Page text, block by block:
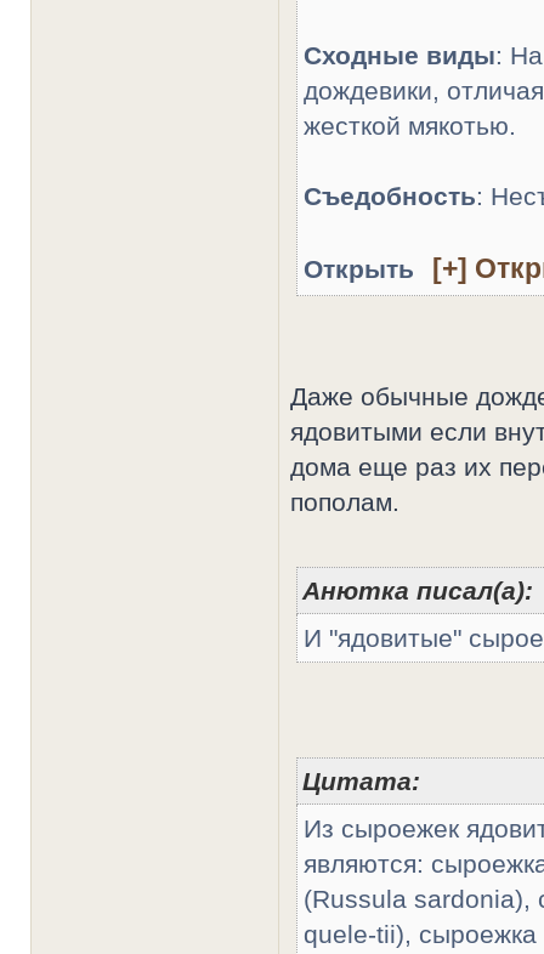
Сходные виды:
дождевики,
жесткой мякотью.
Съедобность:
Открыть
Даже обычные
ядовитыми если
дома еще раз их
пополам.
Анютка писал(а):
И "ядовитые"
Цитата:
Из сыроежек
являются:
(Russula sardonia),
quele-tii),